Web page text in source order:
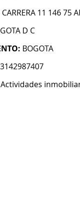
CARRERA 11 146 75
D C
BOGOTA
3142987407
Actividades